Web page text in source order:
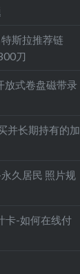
斯拉推荐链
刀
放式卷盘磁带录
并长期持有的加
久居民 照片规
卡-如何在线付